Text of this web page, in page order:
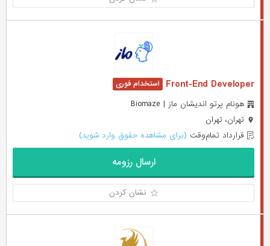
Front-End Developer
هونام پرتو اندیشان ماز | Biomaze
تهران، تهران
قرارداد تمام‌وقت (برای مشاهده حقوق وارد شوید)
ارسال رزومه
نشان کردن